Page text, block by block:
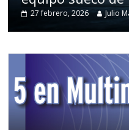
27 febrero, 2026 Julio